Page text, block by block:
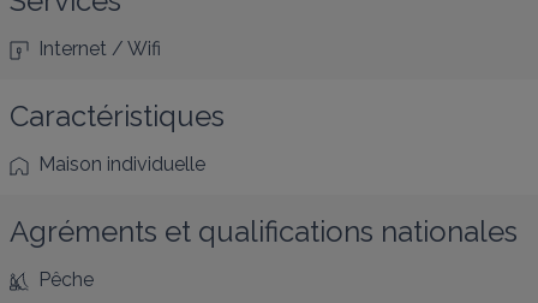
Internet / Wifi
Caractéristiques
Maison individuelle
Agréments et qualifications nationales
Pêche